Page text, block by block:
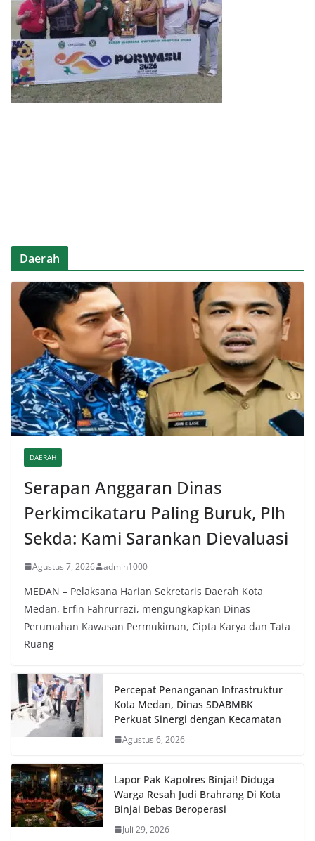
Daerah
DAERAH
Serapan Anggaran Dinas
Perkimcikataru Paling Buruk, Plh
Sekda: Kami Sarankan Dievaluasi
Agustus 7, 2026 admin1000
MEDAN – Pelaksana Harian Sekretaris Daerah Kota
Medan, Erfin Fahrurrazi, mengungkapkan Dinas
Perumahan Kawasan Permukiman, Cipta Karya dan Tata
Ruang
Percepat Penanganan Infrastruktur
Kota Medan, Dinas SDABMBK
Perkuat Sinergi dengan Kecamatan
Agustus 6, 2026
Lapor Pak Kapolres Binjai! Diduga
Warga Resah Judi Brahrang Di Kota
Binjai Bebas Beroperasi
Juli 29, 2026